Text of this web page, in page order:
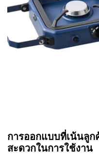
การออกแบบที่เน้นลูก
สะดวกในการใช้งาน